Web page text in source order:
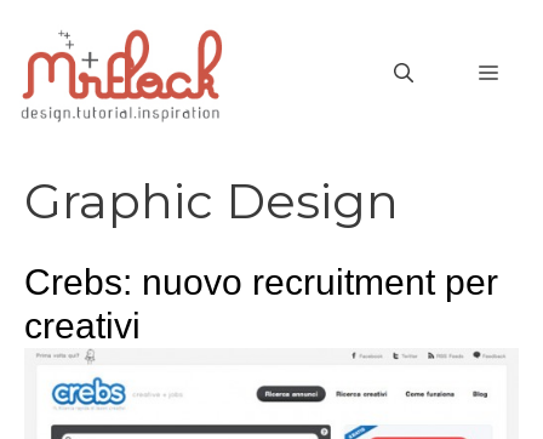
contenuto
Graphic Design
Crebs: nuovo recruitment per
creativi